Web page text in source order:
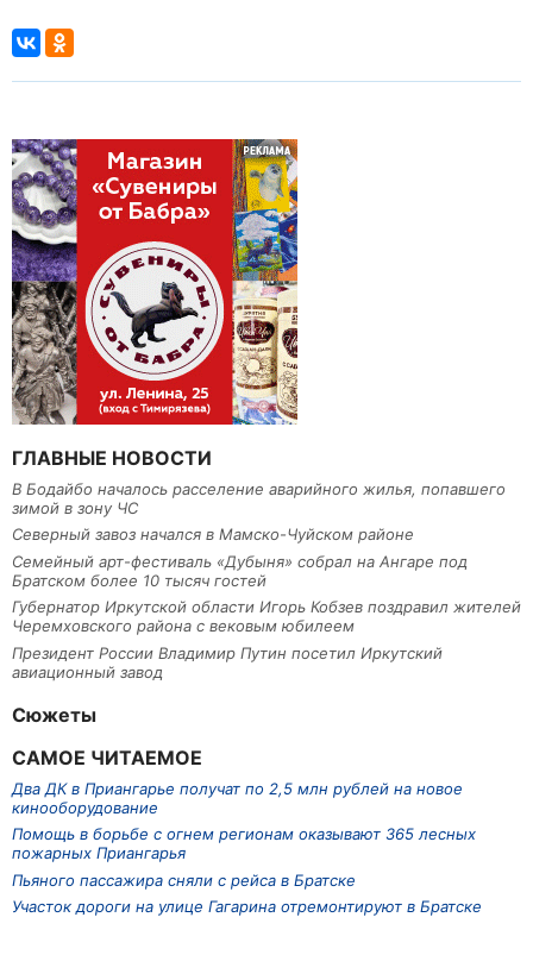
ГЛАВНЫЕ НОВОСТИ
В Бодайбо началось расселение аварийного жилья, попавшего
зимой в зону ЧС
Северный завоз начался в Мамско-Чуйском районе
Семейный арт-фестиваль «Дубыня» собрал на Ангаре под
Братском более 10 тысяч гостей
Губернатор Иркутской области Игорь Кобзев поздравил жителей
Черемховского района с вековым юбилеем
Президент России Владимир Путин посетил Иркутский
авиационный завод
Сюжеты
САМОЕ ЧИТАЕМОЕ
Два ДК в Приангарье получат по 2,5 млн рублей на новое
кинооборудование
Помощь в борьбе с огнем регионам оказывают 365 лесных
пожарных Приангарья
Пьяного пассажира сняли с рейса в Братске
Участок дороги на улице Гагарина отремонтируют в Братске